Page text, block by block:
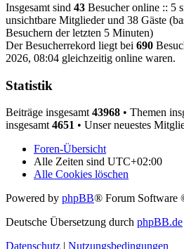
Insgesamt sind 43 Besucher online :: 5
unsichtbare Mitglieder und 38 Gäste
Besuchern der letzten 5 Minuten)
Der Besucherrekord liegt bei 690
2026, 08:04 gleichzeitig online waren.
Statistik
Beiträge insgesamt 43968 • Themen
insgesamt 4651 • Unser neuestes
Foren-Übersicht
Alle Zeiten sind UTC+02:00
Alle Cookies löschen
Powered by phpBB® Forum Software
Deutsche Übersetzung durch phpBB.de
Datenschutz | Nutzungsbedingungen